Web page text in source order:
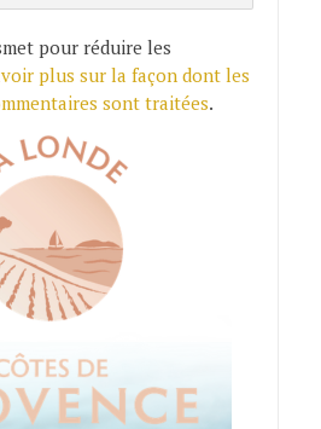
pour réduire les
plus sur la façon dont les
sont traitées.